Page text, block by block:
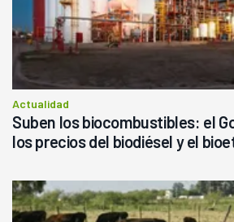
Actualidad
Suben los biocombustibles: el
los precios del biodiésel y el